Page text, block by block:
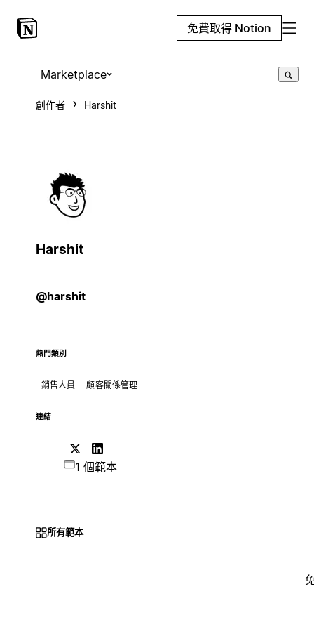
免費取得 Notion
Marketplace
創作者 Harshit
Harshit
@harshit
熱門類別
銷售人員 顧客關係管理
連結
1 個範本
所有範本